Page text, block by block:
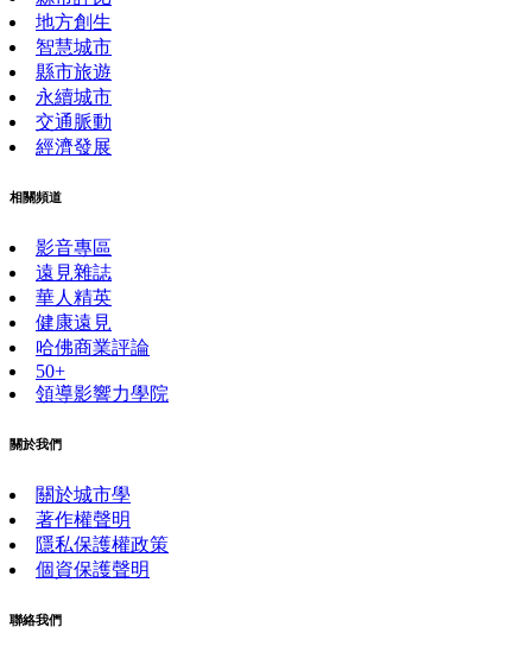
地方創生
智慧城市
縣市旅遊
永續城市
交通脈動
經濟發展
相關頻道
影音專區
遠見雜誌
華人精英
健康遠見
哈佛商業評論
50+
領導影響力學院
關於我們
關於城市學
著作權聲明
隱私保護權政策
個資保護聲明
聯絡我們